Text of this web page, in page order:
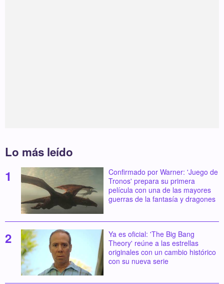
Lo más leído
Confirmado por Warner: 'Juego de
Tronos' prepara su primera
película con una de las mayores
guerras de la fantasía y dragones
Ya es oficial: 'The Big Bang
Theory' reúne a las estrellas
originales con un cambio histórico
con su nueva serie